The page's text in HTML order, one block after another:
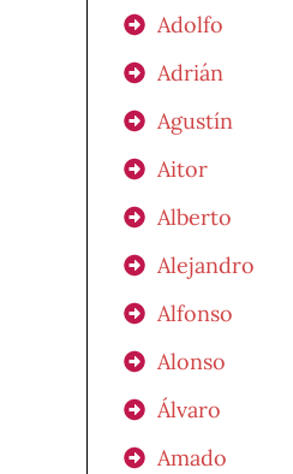
Adolfo
Adrián
Agustín
Aitor
Alberto
Alejandro
Alfonso
Alonso
Álvaro
Amado